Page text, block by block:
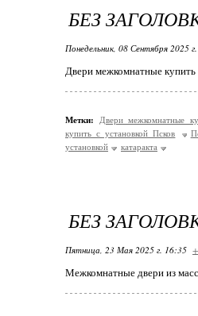
БЕЗ
Понедельник, 08 Сентября 2025
Двери межкомнатные купить
Метки:
Двери межкомнатные
купить с установкой Псков
установкой
катаракта
БЕЗ
Пятница, 23 Мая 2025 г. 16:35
Межкомнатные двери из